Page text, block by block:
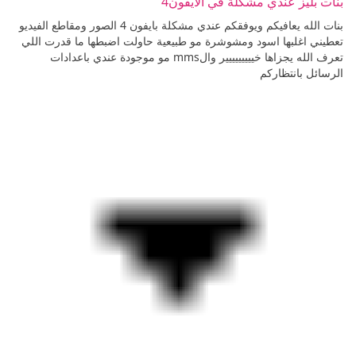
بنات الله يعافيكم ويوفقكم عندي مشكلة بايفون 4 الصور ومقاطع الفيديو
تعطيني اغلبها اسود ومشوشرة مو طبيعية حاولت اضبطها ما قدرت اللي
تعرف الله يجزاها خييييييييير والmms مو موجودة عندي باعدادات
الرسائل بانتظاركم